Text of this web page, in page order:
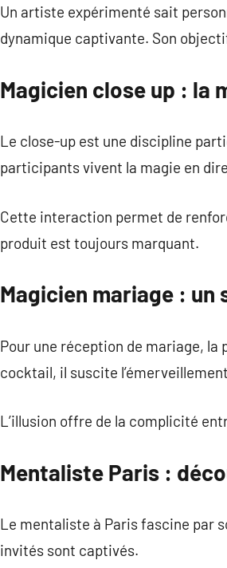
Un artiste expérimenté sait
dynamique captivante. Son
Magicien close up : la
Le close-up est une discipline
participants vivent la magie en
Cette interaction permet de
produit est toujours marquant.
Magicien mariage :
Pour une réception de mariage, la
cocktail, il suscite
L’illusion offre de la complicité
Mentaliste Paris :
Le mentaliste à Paris fascine par
invités sont captivés.